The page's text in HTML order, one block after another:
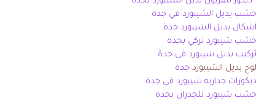
خشب بديل الشيبورد في جدة
اشكال بديل الشيبورد جدة
خشب شيبورد تركي بجدة
تركيب بديل شيبورد في جدة
لوح بديل الشيبورد جدة
ديكورات جداريه شيبورد في جدة
خشب شيبورد للجدران بجدة